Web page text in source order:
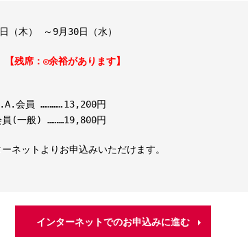
（木） ～9月30日（水）
【残席：◎余裕があります】
会員 ………… 13,200円
員(一般) ………19,800円
ネットよりお申込みいただけます。
インターネットでのお申込みに進む